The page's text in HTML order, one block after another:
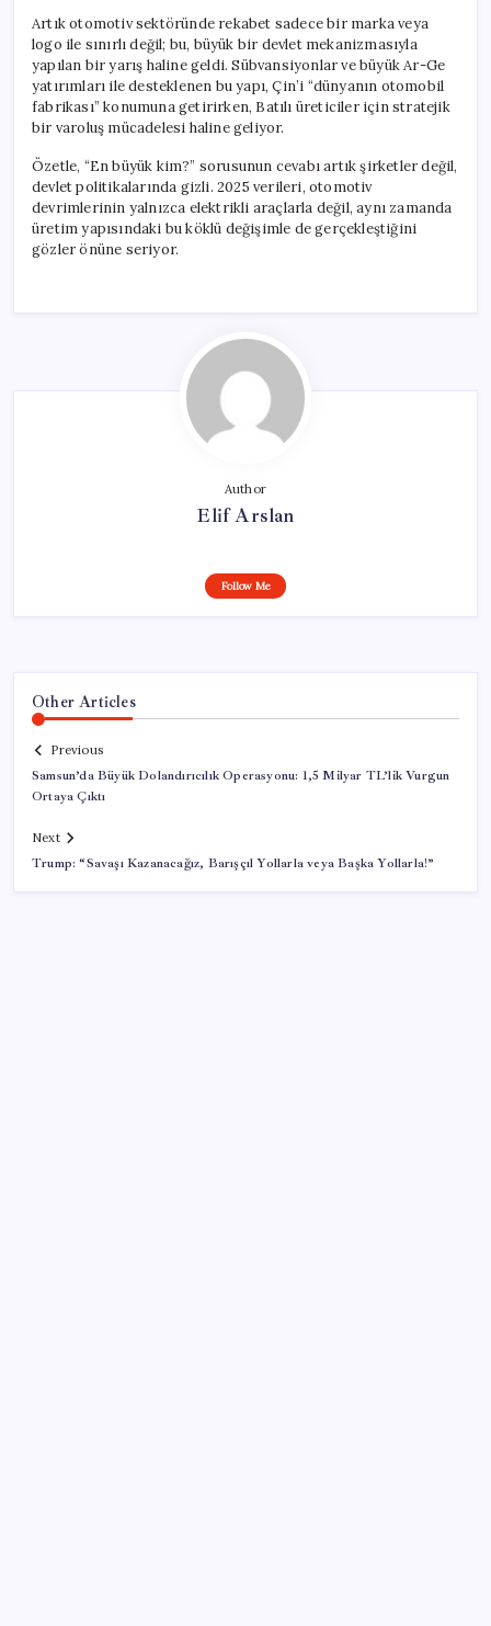
Artık otomotiv sektöründe rekabet sadece bir marka veya
logo ile sınırlı değil; bu, büyük bir devlet mekanizmasıyla
yapılan bir yarış haline geldi. Sübvansiyonlar ve büyük Ar-Ge
yatırımları ile desteklenen bu yapı, Çin’i “dünyanın otomobil
fabrikası” konumuna getirirken, Batılı üreticiler için stratejik
bir varoluş mücadelesi haline geliyor.
Özetle, “En büyük kim?” sorusunun cevabı artık şirketler değil,
devlet politikalarında gizli. 2025 verileri, otomotiv
devrimlerinin yalnızca elektrikli araçlarla değil, aynı zamanda
üretim yapısındaki bu köklü değişimle de gerçekleştiğini
gözler önüne seriyor.
Author
Elif Arslan
Follow Me
Other Articles
Previous
Samsun’da Büyük Dolandırıcılık Operasyonu: 1,5 Milyar TL’lik Vurgun
Ortaya Çıktı
Next
Trump: “Savaşı Kazanacağız, Barışçıl Yollarla veya Başka Yollarla!”